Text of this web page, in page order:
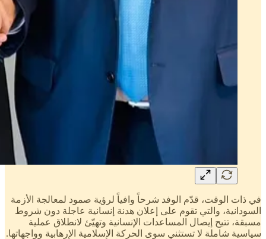
في ذات الوقت، قدّم الوفد شرحاً وافياً لرؤية صمود لمعالجة الأزمة
السودانية، والتي تقوم على إعلان هدنة إنسانية عاجلة دون شروط
مسبقة، تتيح إيصال المساعدات الإنسانية وتهيّئ لانطلاق عملية
سياسية شاملة لا تستثني سوى الحركة الإسلامية الإرهابية وواجهاتها.